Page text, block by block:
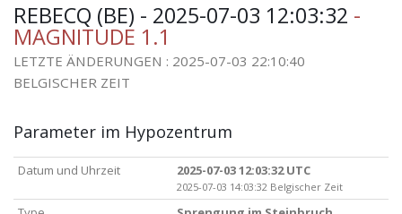
REBECQ (BE) - 2025-07-03 12:03:32 -
MAGNITUDE 1.1
LETZTE ÄNDERUNGEN : 2025-07-03 22:10:40
BELGISCHER ZEIT
Parameter im Hypozentrum
Datum und Uhrzeit 2025-07-03 12:03:32 UTC
2025-07-03 14:03:32 Belgischer Zeit